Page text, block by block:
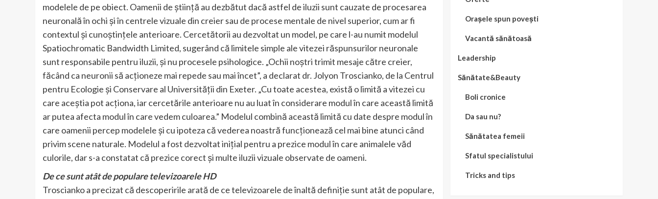
modelele de pe obiect. Oamenii de știință au dezbătut dacă astfel de iluzii sunt cauzate de procesarea
neuronală în ochi și în centrele vizuale din creier sau de procese mentale de nivel superior, cum ar fi
contextul și cunoștințele anterioare. Cercetătorii au dezvoltat un model, pe care l-au numit modelul
Spatiochromatic Bandwidth Limited, sugerând că limitele simple ale vitezei răspunsurilor neuronale
sunt responsabile pentru iluzii, și nu procesele psihologice. „Ochii noștri trimit mesaje către creier,
făcând ca neuronii să acționeze mai repede sau mai încet”, a declarat dr. Jolyon Troscianko, de la Centrul
pentru Ecologie și Conservare al Universității din Exeter. „Cu toate acestea, există o limită a vitezei cu
care aceștia pot acționa, iar cercetările anterioare nu au luat în considerare modul în care această limită
ar putea afecta modul în care vedem culoarea.” Modelul combină această limită cu date despre modul în
care oamenii percep modelele și cu ipoteza că vederea noastră funcționează cel mai bine atunci când
privim scene naturale. Modelul a fost dezvoltat inițial pentru a prezice modul în care animalele văd
culorile, dar s-a constatat că prezice corect și multe iluzii vizuale observate de oameni.
De ce sunt atât de populare televizoarele HD
Troscianko a precizat că descoperirile arată de ce televizoarele de înaltă definiție sunt atât de populare,
Orașele spun povești
Vacantă sănătoasă
Leadership
Sănătate&Beauty
Boli cronice
Da sau nu?
Sănătatea femeii
Sfatul specialistului
Tricks and tips